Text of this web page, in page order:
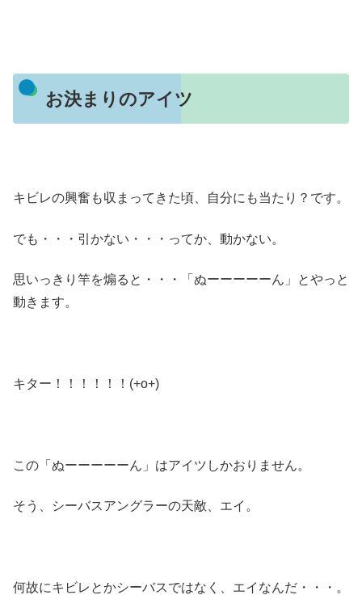
お決まりのアイツ
キビレの興奮も収まってきた頃、自分にも当たり？です。
でも・・・引かない・・・ってか、動かない。
思いっきり竿を煽ると・・・「ぬーーーーーん」とやっと
動きます。
キター！！！！！！(+o+)
この「ぬーーーーーん」はアイツしかおりません。
そう、シーバスアングラーの天敵、エイ。
何故にキビレとかシーバスではなく、エイなんだ・・・。